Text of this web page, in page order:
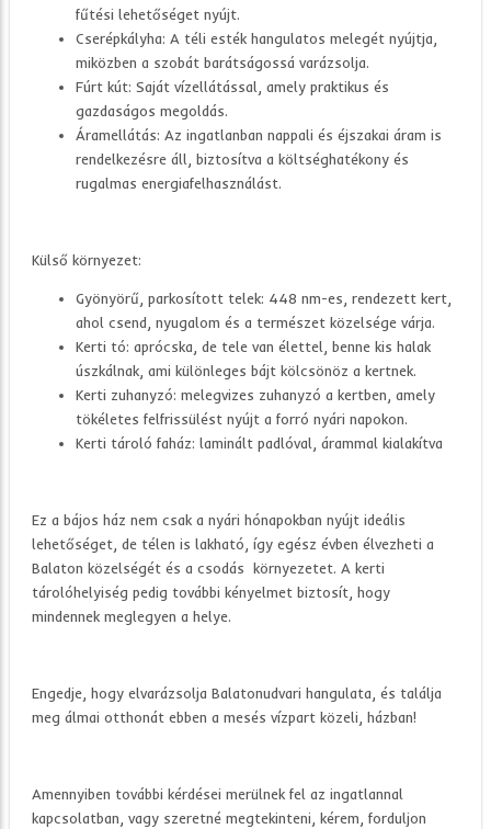
fűtési lehetőséget nyújt.
Cserépkályha: A téli esték hangulatos melegét nyújtja,
miközben a szobát barátságossá varázsolja.
Fúrt kút: Saját vízellátással, amely praktikus és
gazdaságos megoldás.
Áramellátás: Az ingatlanban nappali és éjszakai áram is
rendelkezésre áll, biztosítva a költséghatékony és
rugalmas energiafelhasználást.
Külső környezet:
Gyönyörű, parkosított telek: 448 nm-es, rendezett kert,
ahol csend, nyugalom és a természet közelsége várja.
Kerti tó: aprócska, de tele van élettel, benne kis halak
úszkálnak, ami különleges bájt kölcsönöz a kertnek.
Kerti zuhanyzó: melegvizes zuhanyzó a kertben, amely
tökéletes felfrissülést nyújt a forró nyári napokon.
Kerti tároló faház: laminált padlóval, árammal kialakítva
Ez a bájos ház nem csak a nyári hónapokban nyújt ideális
lehetőséget, de télen is lakható, így egész évben élvezheti a
Balaton közelségét és a csodás környezetet. A kerti
tárolóhelyiség pedig további kényelmet biztosít, hogy
mindennek meglegyen a helye.
Engedje, hogy elvarázsolja Balatonudvari hangulata, és találja
meg álmai otthonát ebben a mesés vízpart közeli, házban!
Amennyiben további kérdései merülnek fel az ingatlannal
kapcsolatban, vagy szeretné megtekinteni, kérem, forduljon